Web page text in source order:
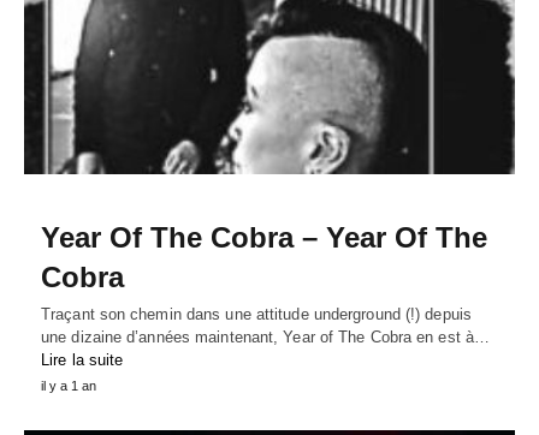
Year Of The Cobra – Year Of The
Cobra
Traçant son chemin dans une attitude underground (!) depuis
une dizaine d’années maintenant, Year of The Cobra en est à…
Lire la suite
il y a 1 an